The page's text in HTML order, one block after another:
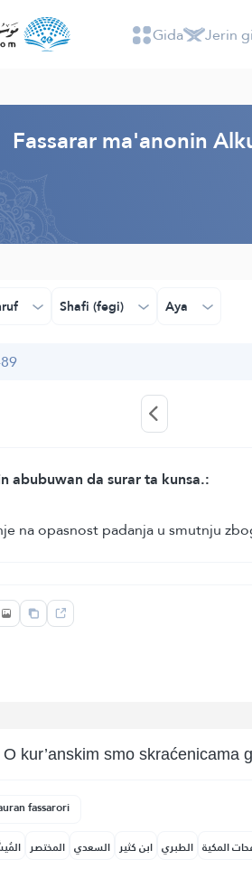
taken fassarorin
masu bunkasawa - API
wannan aikin
mu Gida Jerin
Fassarar ma'anonin
Shafi (fegi) Aya
abubuwan da surar ta kunsa.:
na opasnost padanja u smutnju
kur’anskim smo skraćenicama
fassarori
المختصر السعدي ابن كثير الطبري المكية